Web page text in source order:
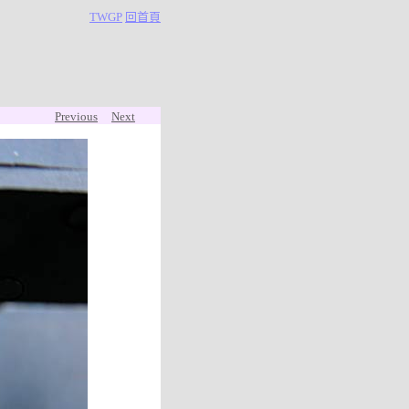
TWGP 回首頁
Previous Next